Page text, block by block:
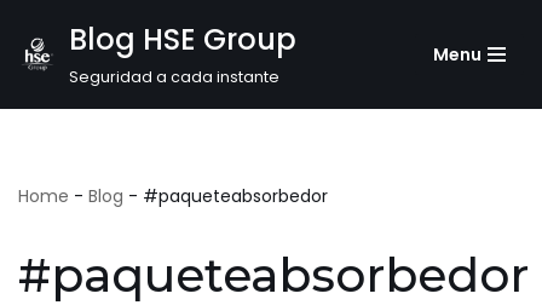
Saltar
Blog HSE Group
Seguridad a cada instante
Menu
Home - Blog - #paqueteabsorbedor
#paqueteabsorbedor